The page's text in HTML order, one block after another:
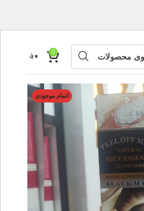
0 ۰؋
اتمام موجودی